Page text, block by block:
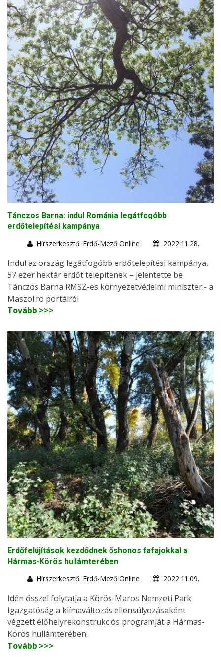
Tánczos Barna: indul Románia legátfogóbb
erdőtelepítési kampánya
Hírszerkesztő: Erdő-Mező Online
2022.11.28.
Indul az ország legátfogóbb erdőtelepítési kampánya,
57 ezer hektár erdőt telepítenek – jelentette be
Tánczos Barna RMSZ-es környezetvédelmi miniszter.- a
Maszol.ro portálról
Tovább >>>
Erdőfelújítások kezdődnek őshonos fafajokkal a
Hármas-Körös hullámterében
Hírszerkesztő: Erdő-Mező Online
2022.11.09.
Idén ősszel folytatja a Körös-Maros Nemzeti Park
Igazgatóság a klímaváltozás ellensúlyozásaként
végzett élőhelyrekonstrukciós programját a Hármas-
Körös hullámterében.
Tovább >>>